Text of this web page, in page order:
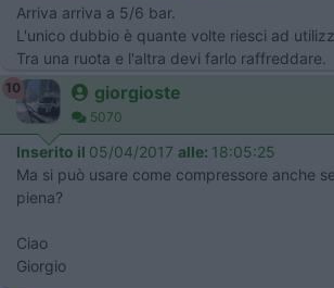
Arriva arriva a 5/6 bar.
L'unico dubbio è quante volte riesci ad
Tra una ruota e l'altra devi farlo raffreddare.
10 giorgioste
5070
Inserito il 05/04/2017 alle: 18:05:25
Ma si può usare come compressore anche
piena?
Ciao
Giorgio